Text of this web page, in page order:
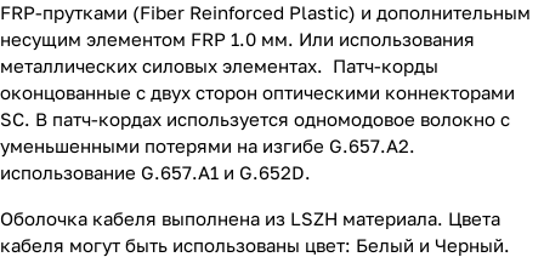
FRP-прутками (Fiber Reinforced Plastic) и дополнительным
несущим элементом FRP 1.0 мм. Или использования
металлических силовых элементах. Патч-корды
оконцованные с двух сторон оптическими коннекторами
SC. В патч-кордах используется одномодовое волокно с
уменьшенными потерями на изгибе G.657.A2.
использование G.657.A1 и G.652D.
Оболочка кабеля выполнена из LSZH материала. Цвета
кабеля могут быть использованы цвет: Белый и Черный.